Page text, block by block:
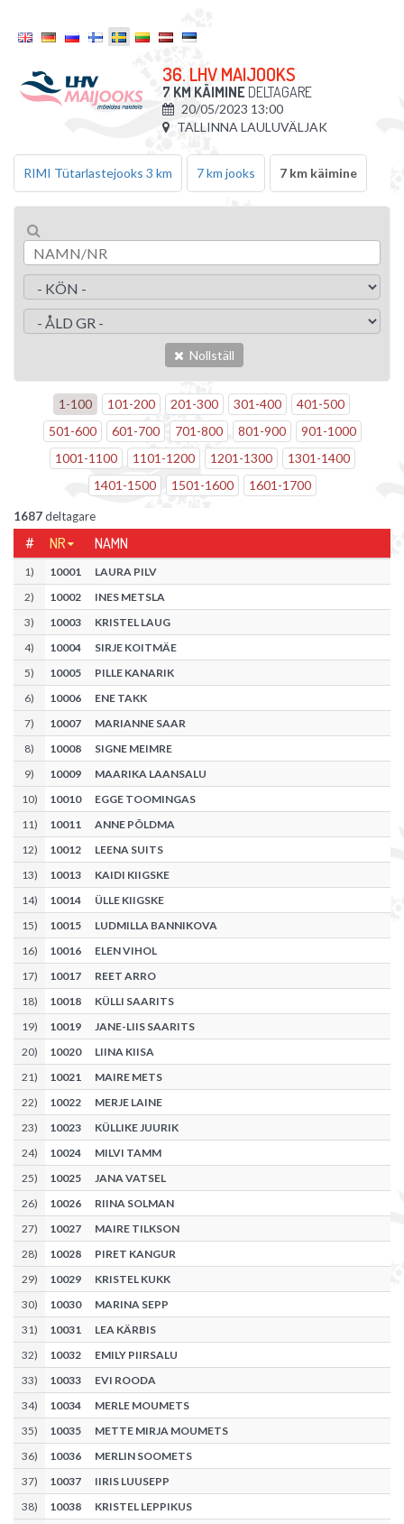
36. LHV MAIJOOKS
7 KM KÄIMINE DELTAGARE
20/05/2023 13:00
TALLINNA LAULUVÄLJAK
RIMI Tütarlastejooks 3 km 7 km jooks 7 km käimine
Nollställ
1-100 101-200 201-300 301-400 401-500
501-600 601-700 701-800 801-900 901-1000
1001-1100 1101-1200 1201-1300 1301-1400
1401-1500 1501-1600 1601-1700
1687deltagare
# NR NAMN
1) 10001
LAURA PILV
2) 10002
INES METSLA
3) 10003
KRISTEL LAUG
4) 10004
SIRJE KOITMÄE
5) 10005
PILLE KANARIK
6) 10006
ENE TAKK
7) 10007
MARIANNE SAAR
8) 10008
SIGNE MEIMRE
9) 10009
MAARIKA LAANSALU
10) 10010
EGGE TOOMINGAS
11) 10011
ANNE PÕLDMA
12) 10012
LEENA SUITS
13) 10013
KAIDI KIIGSKE
14) 10014
ÜLLE KIIGSKE
15) 10015
LUDMILLA BANNIKOVA
16) 10016
ELEN VIHOL
17) 10017
REET ARRO
18) 10018
KÜLLI SAARITS
19) 10019
JANE-LIIS SAARITS
20) 10020
LIINA KIISA
21) 10021
MAIRE METS
22) 10022
MERJE LAINE
23) 10023
KÜLLIKE JUURIK
24) 10024
MILVI TAMM
25) 10025
JANA VATSEL
26) 10026
RIINA SOLMAN
27) 10027
MAIRE TILKSON
28) 10028
PIRET KANGUR
29) 10029
KRISTEL KUKK
30) 10030
MARINA SEPP
31) 10031
LEA KÄRBIS
32) 10032
EMILY PIIRSALU
33) 10033
EVI ROODA
34) 10034
MERLE MOUMETS
35) 10035
METTE MIRJA MOUMETS
36) 10036
MERLIN SOOMETS
37) 10037
IIRIS LUUSEPP
38) 10038
KRISTEL LEPPIKUS